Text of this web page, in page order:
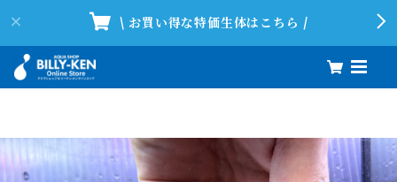
\ お買い得な特価生体はこちら /